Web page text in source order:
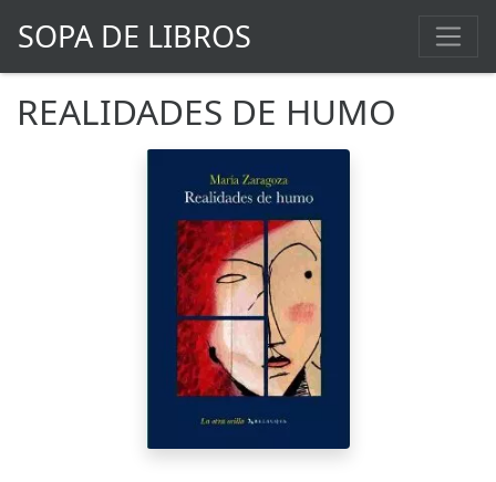
SOPA DE LIBROS
REALIDADES DE HUMO